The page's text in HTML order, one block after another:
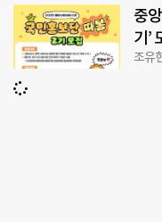
중
기’
조유